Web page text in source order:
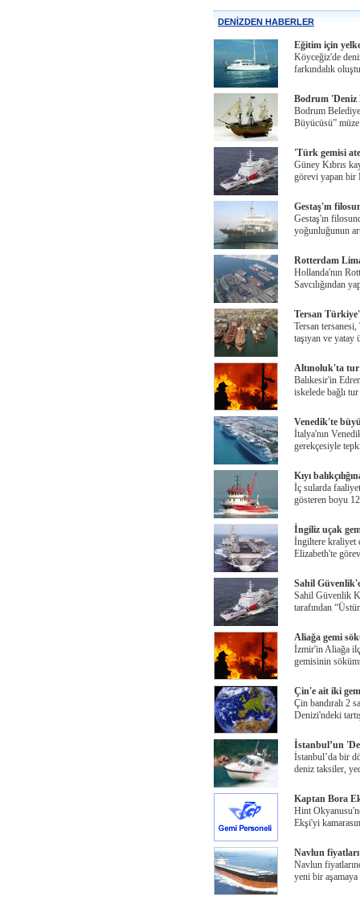
DENİZDEN HABERLER
Eğitim için
Köyceğiz'de
farkındalık
Bodrum 'Deniz
Bodrum
Büyücüsü”
'Türk gemisi
Güney Kıbrıs
görevi yapan
Gestaş'ın
Gestaş'ın
yoğunluğunun
Rotterdam
Hollanda'nın
Savcılığından
Tersan
Tersan
taşıyan ve
Altınoluk'ta tur
Balıkesir'in
iskelede bağlı
Venedik'te
İtalya'nın
gerekçesiyle
Kıyı
İç sularda
gösteren boyu
İngiliz uçak
İngiltere kraliyet
Elizabeth'te
Sahil
Sahil Güvenlik
tarafından
Aliağa gemi
İzmir'in Aliağa
gemisinin
Çin'e ait iki
Çin bandıralı 2
Denizi'ndeki
İstanbul’un
İstanbul’da bir
deniz taksiler,
Kaptan Bora
Hint
Ekşi'yi
Navlun
Navlun
yeni bir